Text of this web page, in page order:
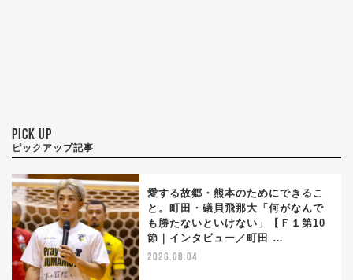
PICK UP
ピックアップ記事
愛する故郷・熊本のためにできるこ
と。町田・礒貝飛那大「何がなんで
も勝たないといけない」【Ｆ１第10
節｜インタビュー／町田 …
2026.08.04